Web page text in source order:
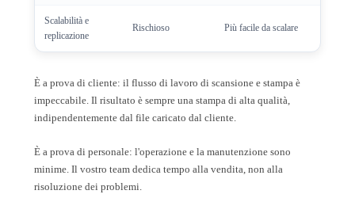
Scalabilità e
replicazione
Rischioso Più facile da scalare
È a prova di cliente: il flusso di lavoro di scansione e stampa è
impeccabile. Il risultato è sempre una stampa di alta qualità,
indipendentemente dal file caricato dal cliente.
È a prova di personale: l'operazione e la manutenzione sono
minime. Il vostro team dedica tempo alla vendita, non alla
risoluzione dei problemi.